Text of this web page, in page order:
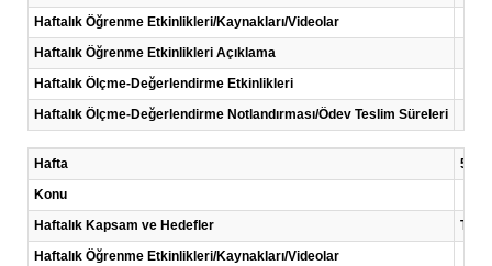
Haftalık Öğrenme Etkinlikleri/Kaynakları/Videolar
Haftalık Öğrenme Etkinlikleri Açıklama
Haftalık Ölçme-Değerlendirme Etkinlikleri
Haftalık Ölçme-Değerlendirme Notlandırması/Ödev Teslim Süreleri
Hafta
5
Konu
Haftalık Kapsam ve Hedefler
Haftalık Öğrenme Etkinlikleri/Kaynakları/Videolar